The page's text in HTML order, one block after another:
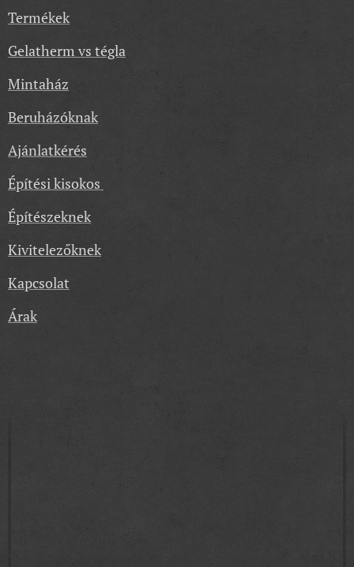
Termékek
Gelatherm vs tégla
Mintaház
Beruházóknak
Ajánlatkérés
Építési kisokos
Építészeknek
Kivitelezőknek
Kapcsolat
Árak